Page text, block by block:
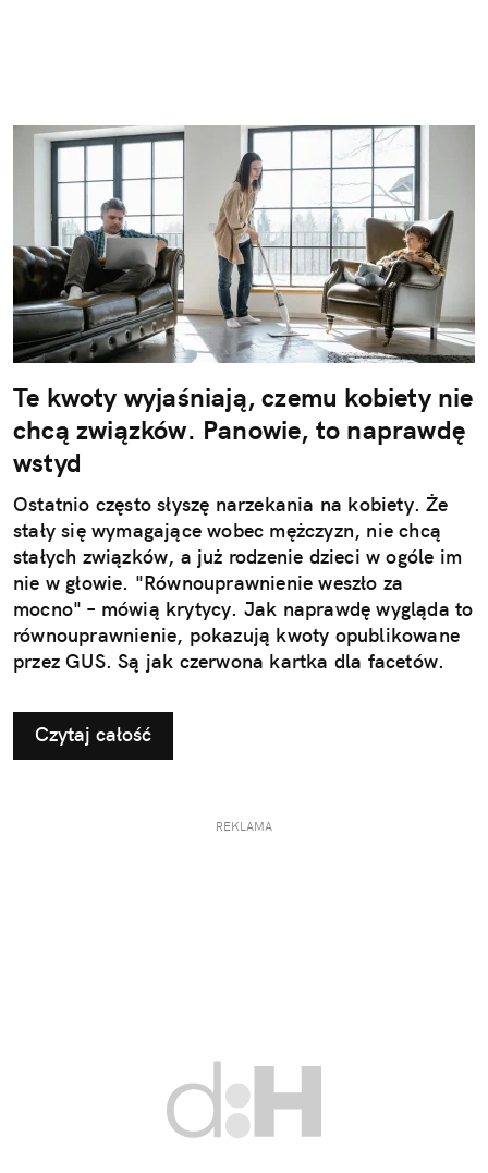
Te kwoty wyjaśniają, czemu kobiety nie
chcą związków. Panowie, to naprawdę
wstyd
Ostatnio często słyszę narzekania na kobiety. Że
stały się wymagające wobec mężczyzn, nie chcą
stałych związków, a już rodzenie dzieci w ogóle im
nie w głowie. "Równouprawnienie weszło za
mocno" – mówią krytycy. Jak naprawdę wygląda to
równouprawnienie, pokazują kwoty opublikowane
przez GUS. Są jak czerwona kartka dla facetów.
Czytaj całość
REKLAMA